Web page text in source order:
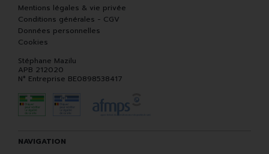
Mentions légales & vie privée
Conditions générales - CGV
Données personnelles
Cookies
Stéphane Mazilu
APB 212020
N° Entreprise BE0898538417
NAVIGATION